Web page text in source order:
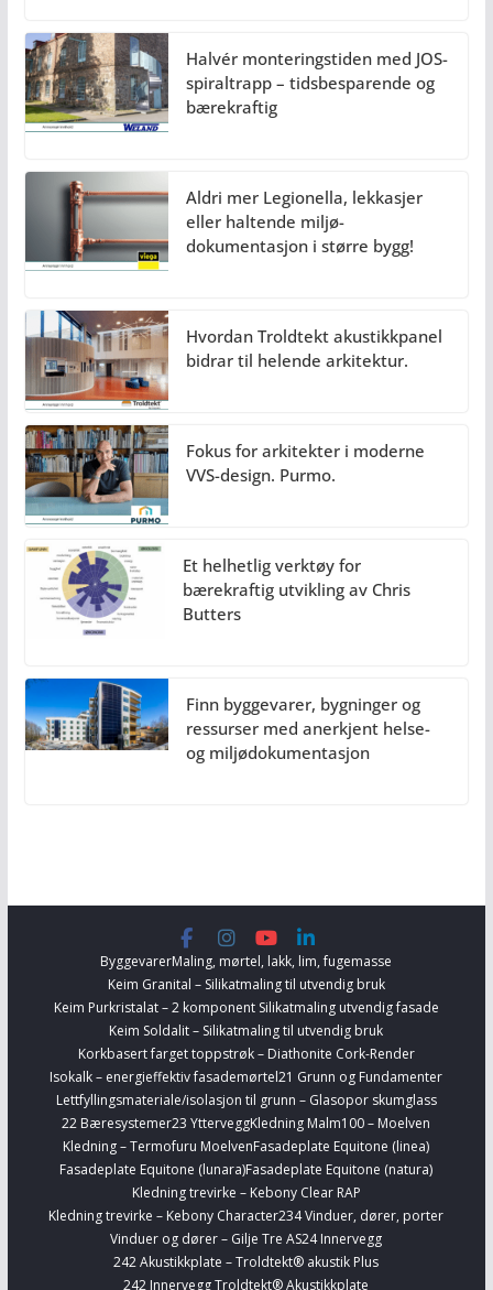
Halvér monteringstiden med JOS-
spiraltrapp – tidsbesparende og
bærekraftig
Aldri mer Legionella, lekkasjer
eller haltende miljø-
dokumentasjon i større bygg!
Hvordan Troldtekt akustikkpanel
bidrar til helende arkitektur.
Fokus for arkitekter i moderne
VVS-design. Purmo.
Et helhetlig verktøy for
bærekraftig utvikling av Chris
Butters
Finn byggevarer, bygninger og
ressurser med anerkjent helse-
og miljødokumentasjon
ByggevarerMaling, mørtel, lakk, lim, fugemasse
Keim Granital – Silikatmaling til utvendig bruk
Keim Purkristalat – 2 komponent Silikatmaling utvendig fasade
Keim Soldalit – Silikatmaling til utvendig bruk
Korkbasert farget toppstrøk – Diathonite Cork-Render
Isokalk – energieffektiv fasademørtel21 Grunn og Fundamenter
Lettfyllingsmateriale/isolasjon til grunn – Glasopor skumglass
22 Bæresystemer23 YtterveggKledning Malm100 – Moelven
Kledning – Termofuru MoelvenFasadeplate Equitone (linea)
Fasadeplate Equitone (lunara)Fasadeplate Equitone (natura)
Kledning trevirke – Kebony Clear RAP
Kledning trevirke – Kebony Character234 Vinduer, dører, porter
Vinduer og dører – Gilje Tre AS24 Innervegg
242 Akustikkplate – Troldtekt® akustik Plus
242 Innervegg Troldtekt® Akustikkplate